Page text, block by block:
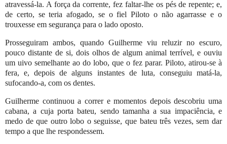
atravessá-la. A força da corrente, fez faltar-lhe os pés de repente; e,
de certo, se teria afogado, se o fiel Piloto o não agarrasse e o
trouxesse em segurança para o lado oposto.
Prosseguiram ambos, quando Guilherme viu reluzir no escuro,
pouco distante de si, dois olhos de algum animal terrível, e ouviu
um uivo semelhante ao do lobo, que o fez parar. Piloto, atirou-se à
fera, e, depois de alguns instantes de luta, conseguiu matá-la,
sufocando-a, com os dentes.
Guilherme continuou a correr e momentos depois descobriu uma
cabana, a cuja porta bateu, sendo tamanha a sua impaciência, e
medo de que outro lobo o seguisse, que bateu três vezes, sem dar
tempo a que lhe respondessem.